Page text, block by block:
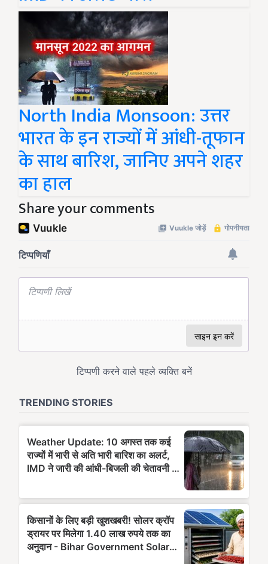
North India Monsoon: उत्तर
भारत के इन राज्यों में आंधी-तूफान
के साथ बारिश, जानिए अपने शहर
का हाल
Share your comments